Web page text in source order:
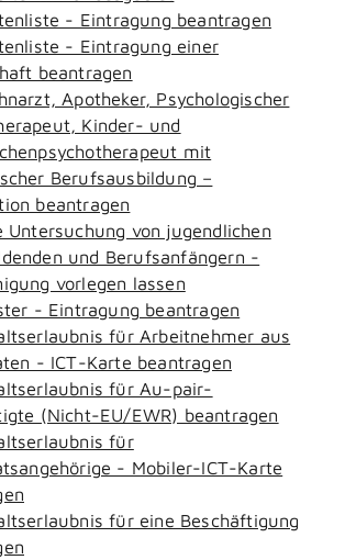
- Eintragung beantragen
- Eintragung einer
beantragen
Apotheker, Psychologischer
Kinder- und
mit
Berufsausbildung –
beantragen
Untersuchung von jugendlichen
und Berufsanfängern -
vorlegen lassen
- Eintragung beantragen
für Arbeitnehmer aus
- ICT-Karte beantragen
für Au-pair-
(Nicht-EU/EWR) beantragen
für
- Mobiler-ICT-Karte
für eine Beschäftigung